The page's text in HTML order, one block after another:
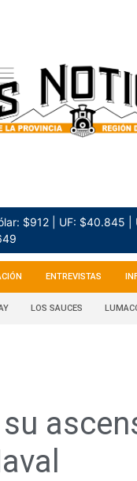
$912 | UF: $40.845 |
ENTREVISTAS
LOS SAUCES